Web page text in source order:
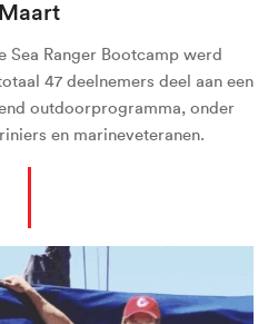
Maart
Sea Ranger Bootcamp werd
47 deelnemers deel aan een
outdoorprogramma, onder
en marineveteranen.